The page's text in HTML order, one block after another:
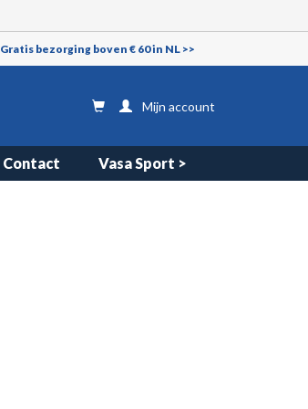
Gratis bezorging boven € 60 in NL >>
Mijn account
Contact Vasa Sport >